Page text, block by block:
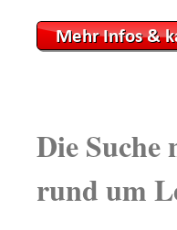
Die
rund um